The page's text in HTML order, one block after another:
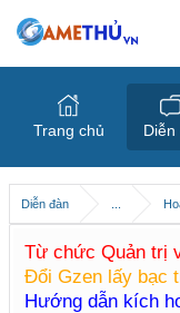
Diễn đàn
Từ chức Quản trị
Đổi Gzen lấy bạc
Hướng dẫn kích
Trang chủ Diễn